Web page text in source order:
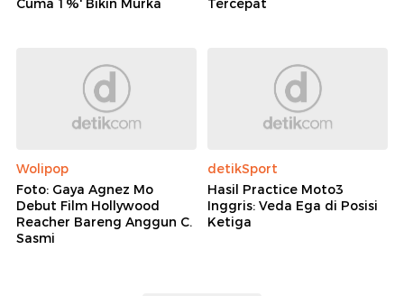
Cuma 1%' Bikin Murka
Tercepat
Wolipop
Foto: Gaya Agnez Mo
Debut Film Hollywood
Reacher Bareng Anggun C.
Sasmi
detikSport
Hasil Practice Moto3
Inggris: Veda Ega di Posisi
Ketiga